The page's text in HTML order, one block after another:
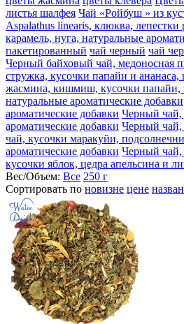
листья шалфея Чай «Ройбуш » из
Aspalathus linearis, клюква, лепестки
карамель, нуга, натуральные
пакетированный чай черный чай
Черный байховый чай, медоносная
стружка, кусочки папайи и
жасмина, кишмиш, кусочки папайи,
натуральные ароматические добавки
ароматические добавки Черный чай,
ароматические добавки Черный чай,
чай, кусочки маракуйи,
ароматические добавки Черный чай,
кусочки яблок, цедра апельсина и
Вес/Объем: Все 250 г
Сортировать по новизне цене